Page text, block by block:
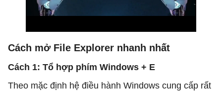
Cách mở File Explorer nhanh nhất
Cách 1: Tổ hợp phím Windows + E
Theo mặc định hệ điều hành Windows cung cấp rất